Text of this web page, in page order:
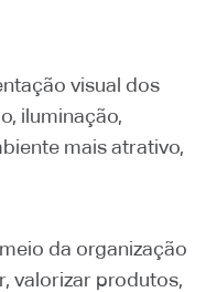
visual dos
iluminação,
mais atrativo,
da organização
valorizar produtos,